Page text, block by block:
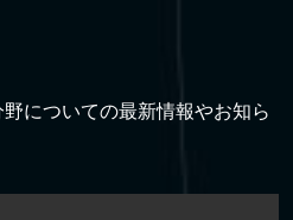
についての最新情報やお知ら